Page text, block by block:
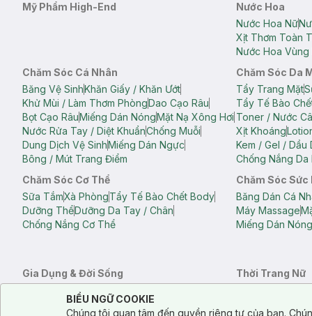
Mỹ Phẩm High-End
Nước Hoa
Nước Hoa Nữ
Xịt Thơm Toàn
Nước Hoa Vùng
Chăm Sóc Cá Nhân
Băng Vệ SinhKhăn Giấy / Khăn Ướt
Khử Mùi / Làm Thơm PhòngDao Cạo Râu
Bọt Cạo RâuMiếng Dán NóngMặt Nạ Xông Hơi
Nước Rửa Tay / Diệt KhuẩnChống Muỗi
Dung Dịch Vệ SinhMiếng Dán Ngực
Bông / Mút Trang Điểm
Chăm Sóc Da
Tẩy Trang Mặt
Tẩy Tế Bào
Toner / Nước
Xịt Khoáng
Kem / Gel / Dầu
Chống Nắng Da
Chăm Sóc Cơ Thể
Sữa TắmXà PhòngTẩy Tế Bào Chết Body
Dưỡng ThểDưỡng Da Tay / Chân
Chống Nắng Cơ Thể
Chăm Sóc Sức
Băng Dán Cá
Máy Massage
Miếng Dán Nóng
Gia Dụng & Đời Sống
Bông Tắm / Phụ Kiện Tắm
Phụ Kiện Điện Thoại Quạt Cầm Tay / Quạt Mini
Thời Trang Nữ
Cookie Consent
Notice about cookies usage
BIỂU NGỮ COOKIE
Chúng tôi quan tâm đến quyền riêng tư của bạn.